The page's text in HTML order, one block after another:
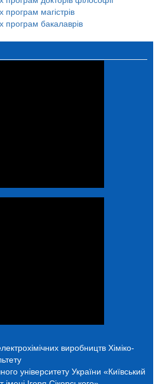
програм магістрів
програм бакалаврів
виробництв Хіміко-
університету України «Київський